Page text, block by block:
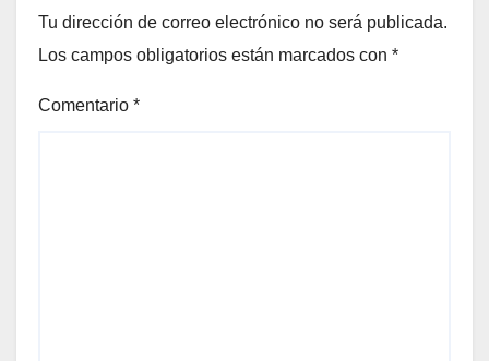
Tu dirección de correo electrónico no será publicada.
Los campos obligatorios están marcados con *
Comentario *